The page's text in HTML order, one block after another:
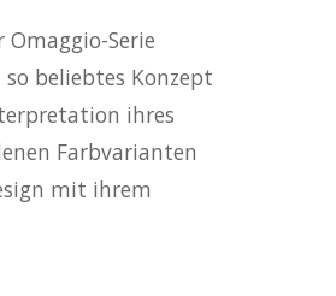
Serie
beliebtes Konzept
ihres
Farbvarianten
mit ihrem